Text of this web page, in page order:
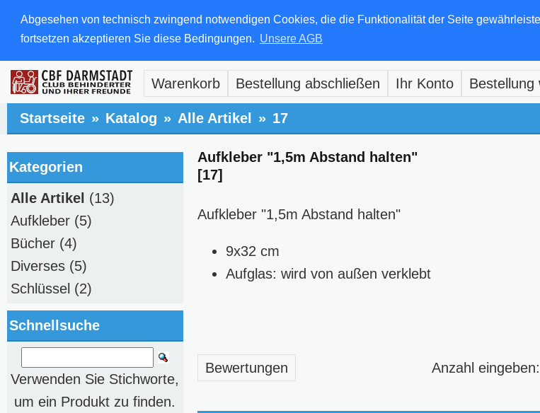
Abgesehen von technisch zwingend notwendigen Cookies, die die Funktionalität der Seite
fortsetzen akzeptieren Sie diese Bedingungen. Unsere AGB
Warenkorb Bestellung abschließen Ihr Konto Bestellung
Startseite » Katalog » Alle Artikel » 17
Aufkleber "1,5m Abstand halten"
[17]
Aufkleber "1,5m Abstand halten"
9x32 cm
Aufglas: wird von außen verklebt
Anzahl eingeben:
Bewertungen
Kategorien
Alle Artikel (13)
Aufkleber (5)
Bücher (4)
Diverses (5)
Schlüssel (2)
Schnellsuche
Verwenden Sie Stichworte,
um ein Produkt zu finden.